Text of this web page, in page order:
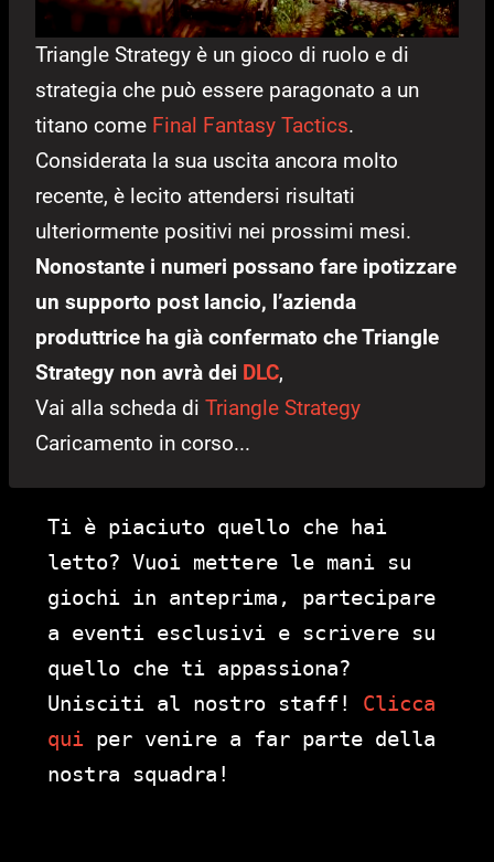
Triangle Strategy è un gioco di ruolo e di
strategia che può essere paragonato a un
titano come Final Fantasy Tactics.
Considerata la sua uscita ancora molto
recente, è lecito attendersi risultati
ulteriormente positivi nei prossimi mesi.
Nonostante i numeri possano fare ipotizzare
un supporto post lancio, l’azienda
produttrice ha già confermato che Triangle
Strategy non avrà dei DLC,
Vai alla scheda di Triangle Strategy
Caricamento in corso...
Ti è piaciuto quello che hai
letto? Vuoi mettere le mani su
giochi in anteprima, partecipare
a eventi esclusivi e scrivere su
quello che ti appassiona?
Unisciti al nostro staff! Clicca
qui per venire a far parte della
nostra squadra!